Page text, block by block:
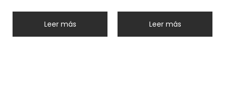
Leer más Leer más